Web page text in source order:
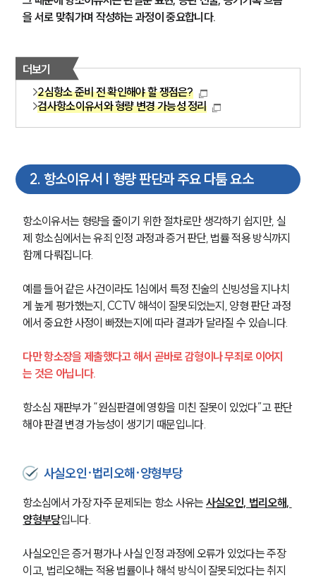
을 서로 맞춰가며 작성하는 과정이 중요합니다.
더보기
2심항소 준비 전 확인해야 할 쟁점은?
검사항소이유서와 형량 변경 가능성 정리
2. 항소이유서 | 형량 판단과 주요 다툼 요소
항소이유서는 형량을 줄이기 위한 절차로만 생각하기 쉽지만, 실
제 항소심에서는 유죄 인정 과정과 증거 판단, 법률 적용 방식까지
함께 다뤄집니다.
예를 들어 같은 사건이라도 1심에서 특정 진술의 신빙성을 지나치
게 높게 평가했는지, CCTV 해석이 잘못되었는지, 양형 판단 과정
에서 중요한 사정이 빠졌는지에 따라 결과가 달라질 수 있습니다.
다만 항소장을 제출했다고 해서 곧바로 감형이나 무죄로 이어지
는 것은 아닙니다.
항소심 재판부가 “원심판결에 영향을 미친 잘못이 있었다”고 판단
해야 판결 변경 가능성이 생기기 때문입니다.
사실오인·법리오해·양형부당
항소심에서 가장 자주 문제되는 항소 사유는 사실오인, 법리오해,
양형부당입니다.
사실오인은 증거 평가나 사실 인정 과정에 오류가 있었다는 주장
이고, 법리오해는 적용 법률이나 해석 방식이 잘못되었다는 취지